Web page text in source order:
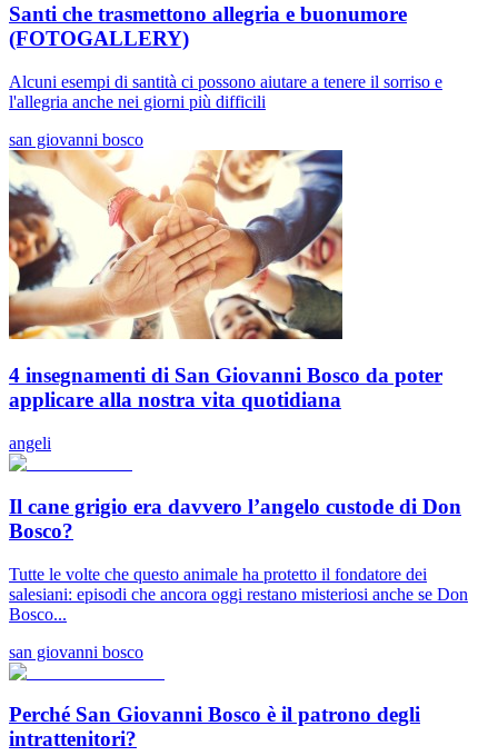
Santi che trasmettono allegria e buonumore
(FOTOGALLERY)
Alcuni esempi di santità ci possono aiutare a tenere il sorriso e
l'allegria anche nei giorni più difficili
san giovanni bosco
4 insegnamenti di San Giovanni Bosco da poter
applicare alla nostra vita quotidiana
angeli
Il cane grigio era davvero l’angelo custode di Don
Bosco?
Tutte le volte che questo animale ha protetto il fondatore dei
salesiani: episodi che ancora oggi restano misteriosi anche se Don
Bosco...
san giovanni bosco
Perché San Giovanni Bosco è il patrono degli
intrattenitori?